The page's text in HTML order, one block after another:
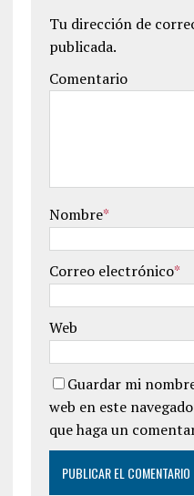
Tu dirección de
publicada.
Comentario
Nombre*
Correo electrónico*
Web
Guardar mi
web en este
que haga un